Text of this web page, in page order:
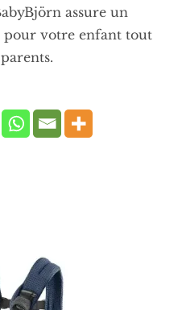
assure un
pour votre enfant tout